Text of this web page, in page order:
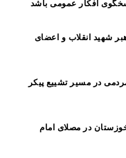
افکار عمومی باشد
شهید انقلاب و اعضای
در مسیر تشییع پیکر
در مصلای امام